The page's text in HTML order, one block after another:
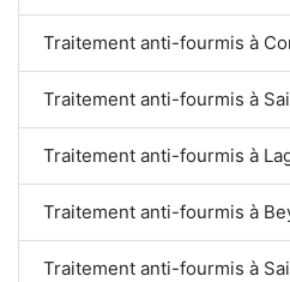
Traitement anti-fourmis à
Traitement anti-fourmis à
Traitement anti-fourmis à
Traitement anti-fourmis à
Traitement anti-fourmis à